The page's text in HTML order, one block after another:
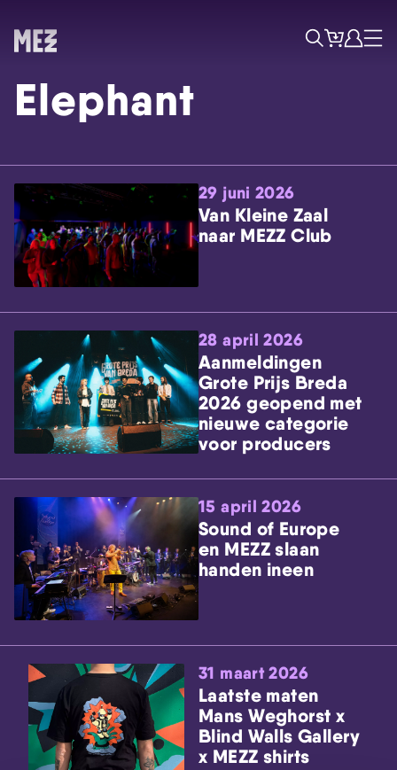
Skip navigatie
ZoekTicketsAccount
Menu
Elephant
29 juni 2026
Van Kleine Zaal
naar MEZZ Club
28 april 2026
Aanmeldingen
Grote Prijs Breda
2026 geopend met
nieuwe categorie
voor producers
15 april 2026
Sound of Europe
en MEZZ slaan
handen ineen
31 maart 2026
Laatste maten
Mans Weghorst x
Blind Walls Gallery
x MEZZ shirts